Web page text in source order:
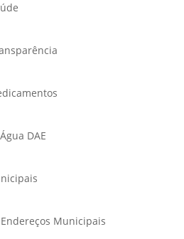
DAE
Municipais